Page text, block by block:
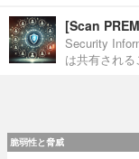
[Scan
Security
は共有される
脆弱性と脅威